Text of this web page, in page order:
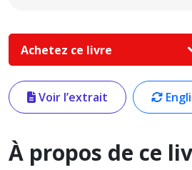
Achetez ce livre
Voir l’extrait
À propos de ce